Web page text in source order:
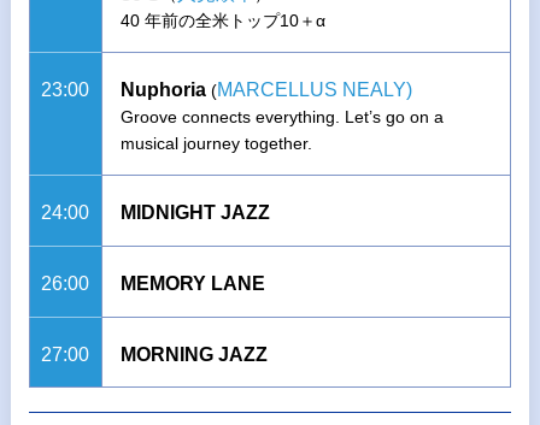
40 年前の全米トップ10＋α
23:00 Nuphoria(MARCELLUS NEALY)
Groove connects everything. Let’s go on a
musical journey together.
24:00 MIDNIGHT JAZZ
26:00 MEMORY LANE
27:00 MORNING JAZZ